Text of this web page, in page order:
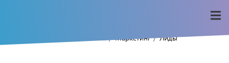
Seo-wiki Маркетинг / Лиды